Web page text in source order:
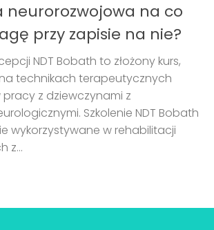
neurorozwojowa na co
przy zapisie na nie?
NDT Bobath to złożony kurs,
technikach terapeutycznych
z dziewczynami z
Szkolenie NDT Bobath
wykorzystywane w rehabilitacji
z...